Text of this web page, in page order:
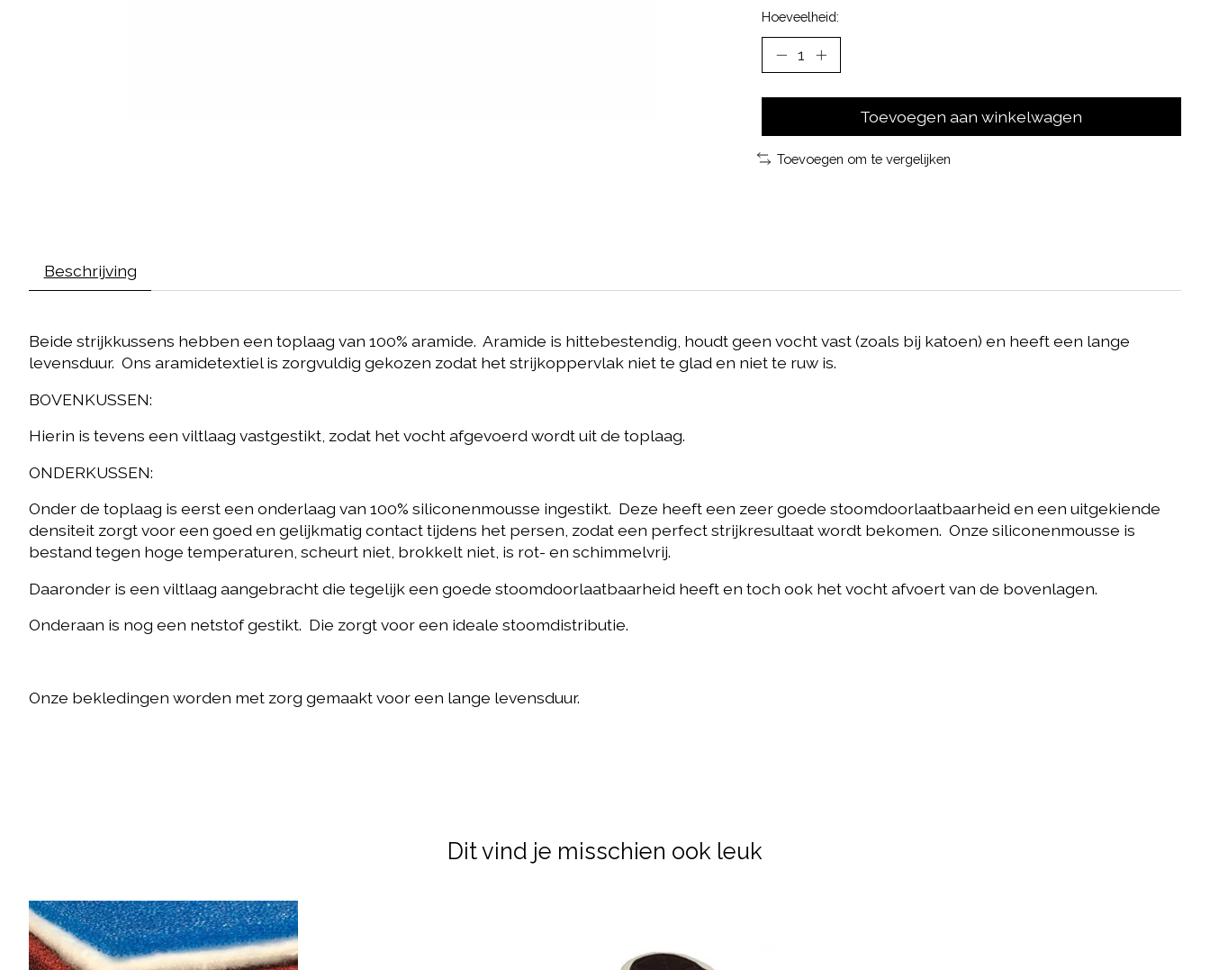
Hoeveelheid:
Toevoegen aan winkelwagen
Toevoegen om te vergelijken
Beschrijving
Beide strijkkussens hebben een toplaag van 100% aramide. Aramide is hittebestendig, houdt geen vocht vast (zoals bij katoen) en heeft een lange
levensduur. Ons aramidetextiel is zorgvuldig gekozen zodat het strijkoppervlak niet te glad en niet te ruw is.
BOVENKUSSEN:
Hierin is tevens een viltlaag vastgestikt, zodat het vocht afgevoerd wordt uit de toplaag.
ONDERKUSSEN:
Onder de toplaag is eerst een onderlaag van 100% siliconenmousse ingestikt. Deze heeft een zeer goede stoomdoorlaatbaarheid en een uitgekiende
densiteit zorgt voor een goed en gelijkmatig contact tijdens het persen, zodat een perfect strijkresultaat wordt bekomen. Onze siliconenmousse is
bestand tegen hoge temperaturen, scheurt niet, brokkelt niet, is rot- en schimmelvrij.
Daaronder is een viltlaag aangebracht die tegelijk een goede stoomdoorlaatbaarheid heeft en toch ook het vocht afvoert van de bovenlagen.
Onderaan is nog een netstof gestikt. Die zorgt voor een ideale stoomdistributie.
Onze bekledingen worden met zorg gemaakt voor een lange levensduur.
Dit vind je misschien ook leuk
Items van productcarrousel